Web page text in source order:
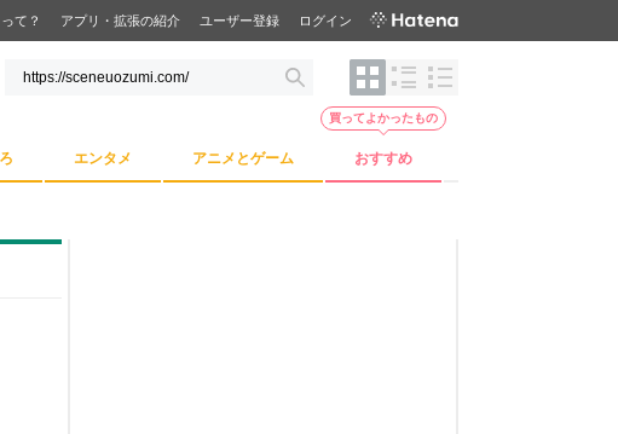
て？ アプリ・拡張の紹介 ユーザー登録 ログイン
エンタメ アニメとゲーム おすすめ
買ってよかったもの